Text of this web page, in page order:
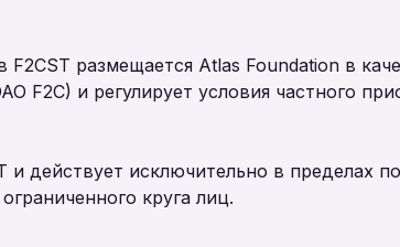
размещается Atlas Foundation в
F2C) и регулирует условия частного
и действует исключительно в пределах
круга лиц.